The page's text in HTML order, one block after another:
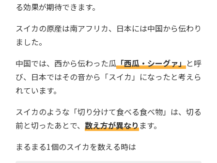
る効果が期待できます。
スイカの原産は南アフリカ、日本には中国から伝わり
ました。
中国では、西から伝わった瓜「西瓜・シーグァ」と呼
び、日本ではその音から「スイカ」になったと考えら
れています。
スイカのような「切り分けて食べる食べ物」は、切る
前と切ったあとで、 数え方が異なります。
まるまる1個のスイカを数える時は